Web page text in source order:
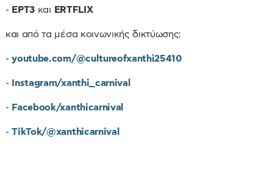
- ΕΡΤ3 και ERTFLIX
και από τα μέσα κοινωνικής δικτύωσης:
-youtube.com/@cultureofxanthi25410
- Instagram/xanthi_carnival
- Facebook/xanthicarnival
-TikTok/@xanthicarnival